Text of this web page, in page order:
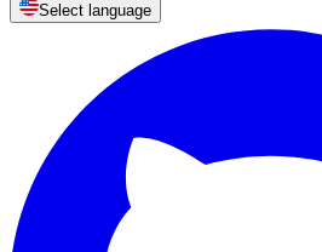
Select language